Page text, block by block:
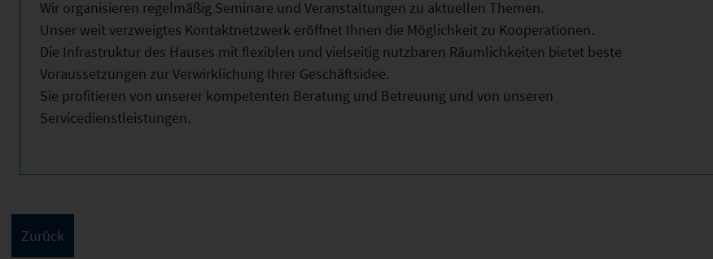
Wir organisieren regelmäßig Seminare und Veranstaltungen zu aktuellen Themen.
Unser weit verzweigtes Kontaktnetzwerk eröffnet Ihnen die Möglichkeit zu Kooperationen.
Die Infrastruktur des Hauses mit flexiblen und vielseitig nutzbaren Räumlichkeiten bietet beste
Voraussetzungen zur Verwirklichung Ihrer Geschäftsidee.
Sie profitieren von unserer kompetenten Beratung und Betreuung und von unseren
Servicedienstleistungen.